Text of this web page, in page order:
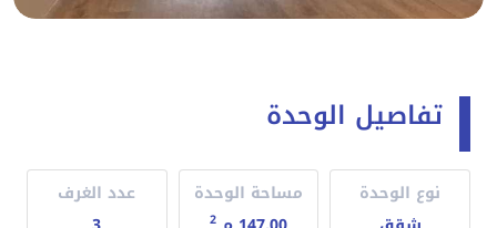
تفاصيل الوحدة
نوع الوحدة
مساحة الوحدة
2
عدد الغرف